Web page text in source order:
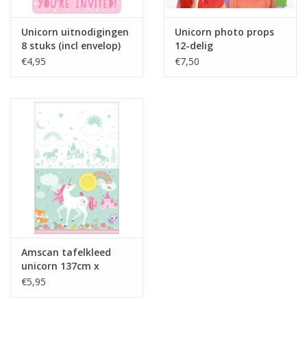
Unicorn uitnodigingen
8 stuks (incl envelop)
€4,95
Unicorn photo props
12-delig
€7,50
Amscan tafelkleed
unicorn 137cm x
243cm
€5,95